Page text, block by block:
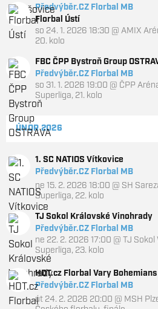
Předvýběr.CZ Florbal MB
Florbal Ústí
so 24. 1. 2026 18:30 @ AMIX
20. kolo
FBC ČPP Bystroň Group
Předvýběr.CZ Florbal MB
so 31. 1. 2026 19:00 @ ČPP
Superliga, 21. kolo
ÚNOR 2026
1. SC NATIOS Vítkovice
Předvýběr.CZ Florbal MB
ne 15. 2. 2026 18:00 @ SH
Superliga, 22. kolo
TJ Sokol Královské Vinohrady
Předvýběr.CZ Florbal MB
ne 22. 2. 2026 17:00 @ TJ
Superliga, 23. kolo
HDT.cz Florbal Vary Bohemians
Předvýběr.CZ Florbal MB
út 24. 2. 2026 20:00 @ MSH